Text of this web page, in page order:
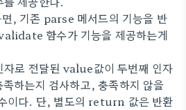
, 기존 parse 메서드의 기능을 반
함수가 기능을 제공하는게
로 전달된 value값이 두번째 인자
하는지 검사하고, 충족하지 않을
이다. 단, 별도의 return 값은 반환